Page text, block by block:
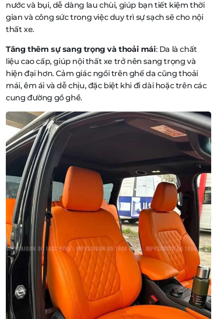
nước và bụi, dễ dàng lau chùi, giúp bạn tiết kiệm thời
gian và công sức trong việc duy trì sự sạch sẽ cho nội
thất xe.
Tăng thêm sự sang trọng và thoải mái: Da là chất
liệu cao cấp, giúp nội thất xe trở nên sang trọng và
hiện đại hơn. Cảm giác ngồi trên ghế da cũng thoải
mái, êm ái và dễ chịu, đặc biệt khi đi dài hoặc trên các
cung đường gồ ghề.